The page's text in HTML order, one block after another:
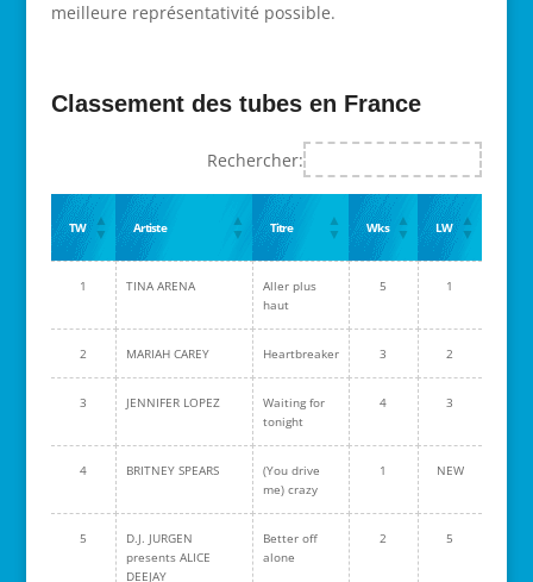
meilleure représentativité possible.
Classement des tubes en France
Rechercher:
TW Artiste Titre Wks LW
1 TINA ARENA
Aller plus
haut
5 1
2 MARIAH CAREY Heartbreaker 3 2
3 JENNIFER LOPEZ
Waiting for
tonight
4 3
4 BRITNEY SPEARS
(You drive
me) crazy
1 NEW
5
D.J. JURGEN
presents ALICE
DEEJAY
Better off
alone
2 5